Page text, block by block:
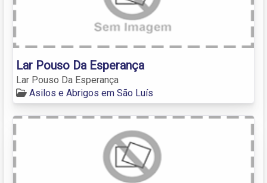
Lar Pouso Da Esperança
Lar Pouso Da Esperança
Asilos e Abrigos em São Luís